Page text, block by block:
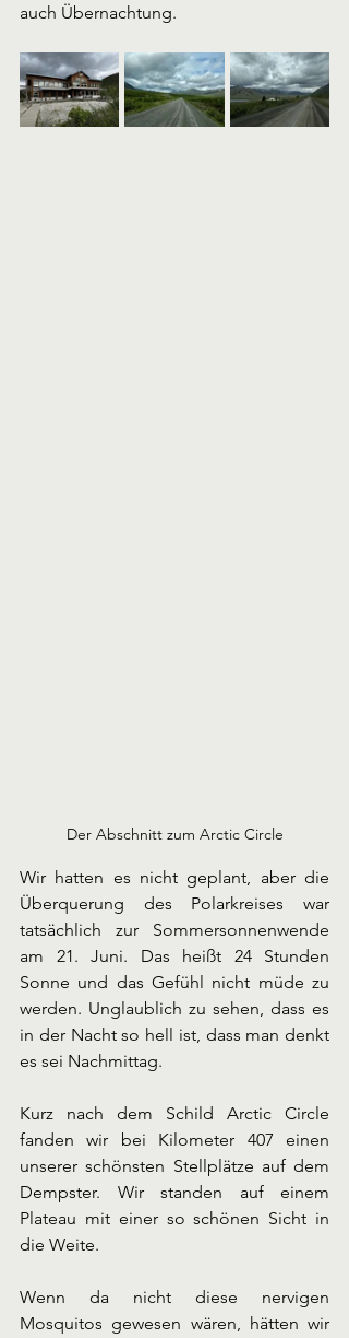
auch Übernachtung.
Der Abschnitt zum Arctic Circle
Wir hatten es nicht geplant, aber die
Überquerung des Polarkreises war
tatsächlich zur Sommersonnenwende
am 21. Juni. Das heißt 24 Stunden
Sonne und das Gefühl nicht müde zu
werden. Unglaublich zu sehen, dass es
in der Nacht so hell ist, dass man denkt
es sei Nachmittag.
Kurz nach dem Schild Arctic Circle
fanden wir bei Kilometer 407 einen
unserer schönsten Stellplätze auf dem
Dempster. Wir standen auf einem
Plateau mit einer so schönen Sicht in
die Weite.
Wenn da nicht diese nervigen
Mosquitos gewesen wären, hätten wir